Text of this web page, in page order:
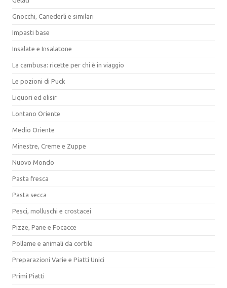
Gnocchi, Canederli e similari
Impasti base
Insalate e Insalatone
La cambusa: ricette per chi è in viaggio
Le pozioni di Puck
Liquori ed elisir
Lontano Oriente
Medio Oriente
Minestre, Creme e Zuppe
Nuovo Mondo
Pasta fresca
Pasta secca
Pesci, molluschi e crostacei
Pizze, Pane e Focacce
Pollame e animali da cortile
Preparazioni Varie e Piatti Unici
Primi Piatti